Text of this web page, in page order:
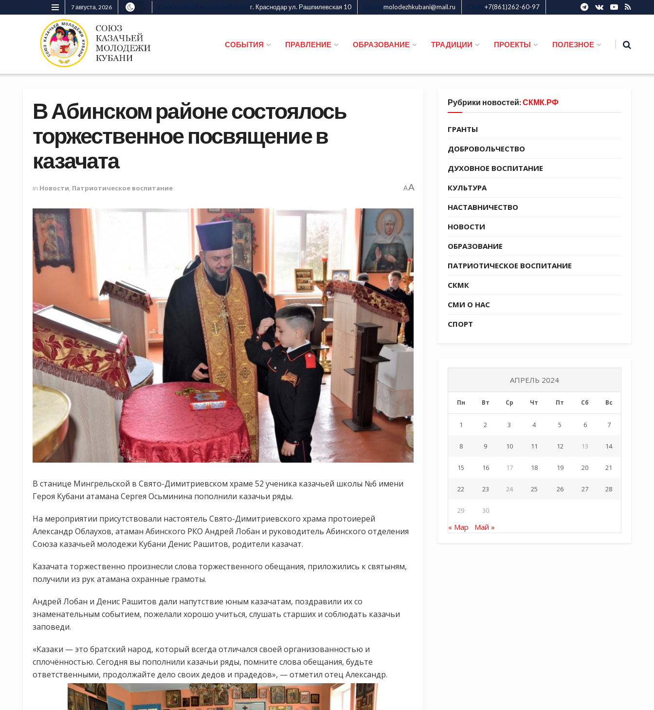
7 августа, 2026 г. Краснодар ул. Рашпилевская 10 molodezhkubani@mail.ru +7(861)262-60-97
СОБЫТИЯ ПРАВЛЕНИЕ ОБРАЗОВАНИЕ ТРАДИЦИИ ПРОЕКТЫ ПОЛЕЗНОЕ
В Абинском районе состоялось
торжественное посвящение в
казачата
in Новости Патриотическое воспитание AA
В станице Мингрельской в Свято-Димитриевском храме 52 ученика казачьей школы №6 имени
Героя Кубани атамана Сергея Осьминина пополнили казачьи ряды.
На мероприятии присутствовали настоятель Свято-Димитриевского храма протоиерей
Александр Облаухов, атаман Абинского РКО Андрей Лобан и руководитель Абинского отделения
Союза казачьей молодежи Кубани Денис Рашитов, родители казачат.
Казачата торжественно произнесли слова торжественного обещания, приложились к святыням,
получили из рук атамана охранные грамоты.
Андрей Лобан и Денис Рашитов дали напутствие юным казачатам, поздравили их со
знаменательным событием, пожелали хорошо учиться, слушать старших и соблюдать казачьи
заповеди.
«Казаки — это братский народ, который всегда отличался своей организованностью и
сплочённостью. Сегодня вы пополнили казачьи ряды, помните слова обещания, будьте
ответственными, продолжайте дело своих дедов и прадедов», — отметил отец Александр.
Рубрики новостей:СКМК.РФ
ГРАНТЫ
ДОБРОВОЛЬЧЕСТВО
ДУХОВНОЕ ВОСПИТАНИЕ
КУЛЬТУРА
НАСТАВНИЧЕСТВО
НОВОСТИ
ОБРАЗОВАНИЕ
ПАТРИОТИЧЕСКОЕ ВОСПИТАНИЕ
СКМК
СМИ О НАС
СПОРТ
АПРЕЛЬ 2024
Пн Вт Ср Чт Пт Сб Вс
1 2 3 4 5 6 7
8 9 10 11 12 13 14
15 16 17 18 19 20 21
22 23 24 25 26 27 28
29 30
« Мар Май »